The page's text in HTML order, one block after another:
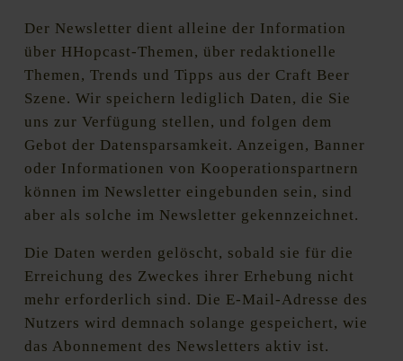
Der Newsletter dient alleine der Information
über HHopcast-Themen, über redaktionelle
Themen, Trends und Tipps aus der Craft Beer
Szene. Wir speichern lediglich Daten, die Sie
uns zur Verfügung stellen, und folgen dem
Gebot der Datensparsamkeit. Anzeigen, Banner
oder Informationen von Kooperationspartnern
können im Newsletter eingebunden sein, sind
aber als solche im Newsletter gekennzeichnet.
Die Daten werden gelöscht, sobald sie für die
Erreichung des Zweckes ihrer Erhebung nicht
mehr erforderlich sind. Die E-Mail-Adresse des
Nutzers wird demnach solange gespeichert, wie
das Abonnement des Newsletters aktiv ist.